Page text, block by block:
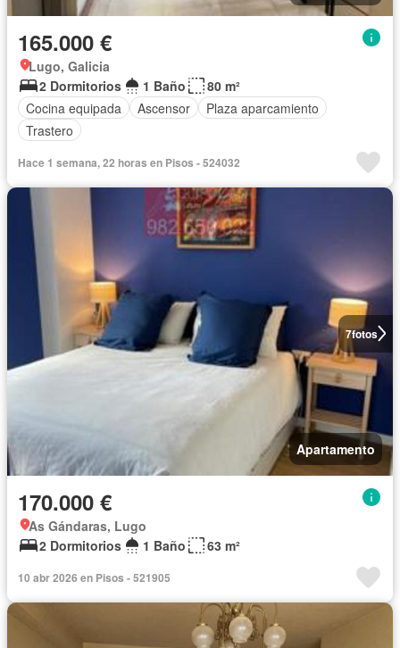
165.000 €
Lugo, Galicia
2 Dormitorios
1 Baño
80 m²
Cocina equipada
Ascensor
Plaza aparcamiento
Trastero
Hace 1 semana, 22 horas en Pisos - 524032
7fotos
Apartamento
170.000 €
As Gándaras, Lugo
2 Dormitorios
1 Baño 63 m²
10 abr 2026 en Pisos - 521905